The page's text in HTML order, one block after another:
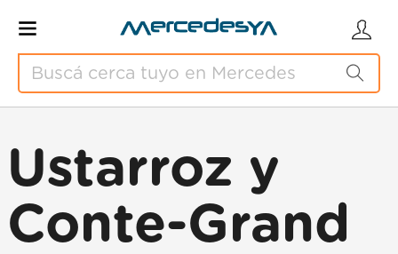
Ustarroz y
Conte-Grand